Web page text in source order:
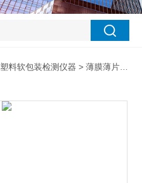
塑料软包装检测仪器 >薄膜薄片落镖冲击仪